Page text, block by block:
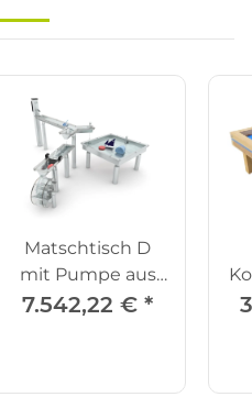
Matschtisch D
mit Pumpe aus
Edelstahl
7.542,22 € *